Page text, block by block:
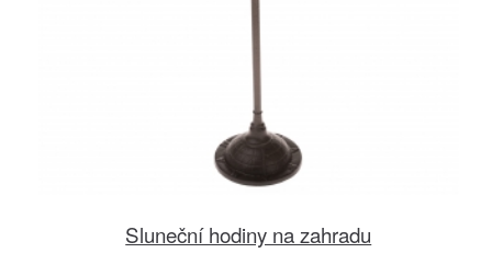
Sluneční hodiny na zahradu